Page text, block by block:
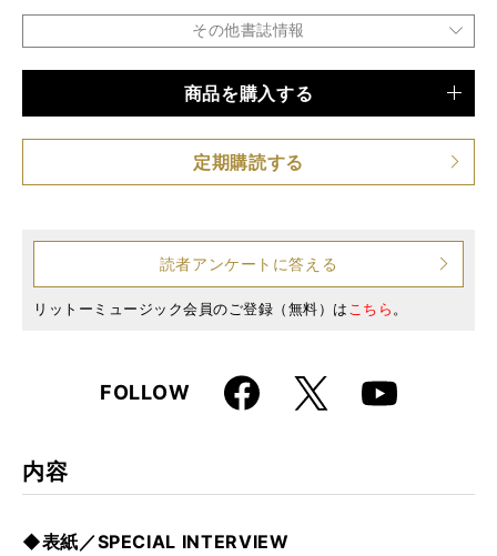
その他書誌情報
仕様 A4変形判 / 152ページ / CD付き
商品を購入する
定期購読する
読者アンケートに答える
リットーミュージック会員のご登録（無料）は こちら 。
FOLLOWFaceboo
k
X Youtube
内容
◆表紙／SPECIAL INTERVIEW